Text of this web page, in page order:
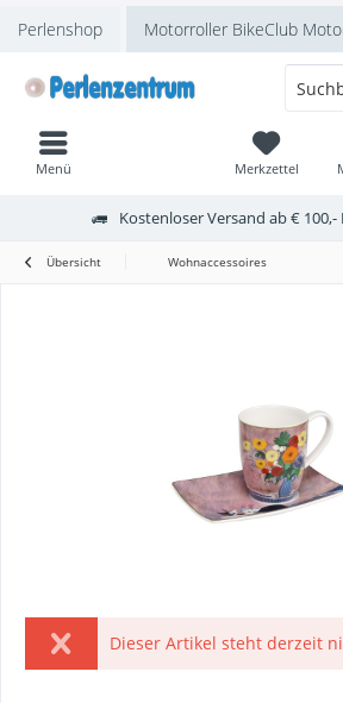
Perlenshop Motorroller BikeClub
Kostenloser Versand ab €
Merkzettel
Menü
Übersicht Wohnaccessoires
Dieser Artikel steht derzeit